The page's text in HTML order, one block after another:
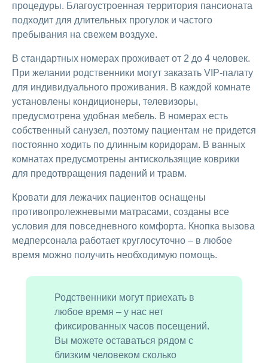
процедуры. Благоустроенная территория пансионата
подходит для длительных прогулок и частого
пребывания на свежем воздухе.
В стандартных номерах проживает от 2 до 4 человек.
При желании родственники могут заказать VIP-палату
для индивидуального проживания. В каждой комнате
установлены кондиционеры, телевизоры,
предусмотрена удобная мебель. В номерах есть
собственный санузел, поэтому пациентам не придется
постоянно ходить по длинным коридорам. В ванных
комнатах предусмотрены антискользящие коврики
для предотвращения падений и травм.
Кровати для лежачих пациентов оснащены
противопролежневыми матрасами, созданы все
условия для повседневного комфорта. Кнопка вызова
медперсонала работает круглосуточно – в любое
время можно получить необходимую помощь.
Родственники могут приехать в
любое время – у нас нет
фиксированных часов посещений.
Вы можете оставаться рядом с
близким человеком сколько